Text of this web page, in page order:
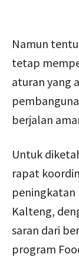
Namun tentu
tetap
aturan yang
berjalan
Untuk
rapat
peningkatan
Kalteng,
saran dari
program